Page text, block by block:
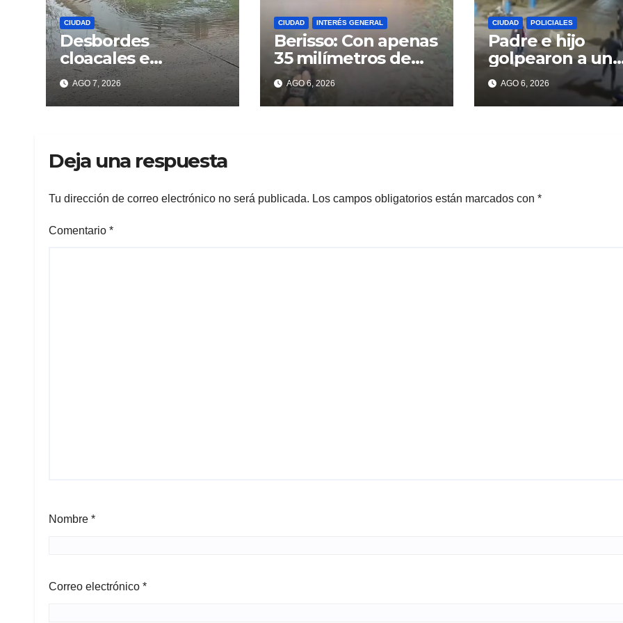
CIUDAD
Desbordes
cloacales e
inmundicia en
Berisso: colapso de
la red en la calle 14
AGO 7, 2026
CIUDAD INTERÉS GENERAL
Berisso: Con apenas
35 milímetros de
lluvia ya se sienten
los problemas
AGO 6, 2026
CIUDAD POLICIALES
Padre e hijo
golpearon a un
delincuente
recuperar un
celular robado
AGO 6, 2026
Deja una respuesta
Tu dirección de correo electrónico no será publicada. Los campos obligatorios están marcados con *
Comentario *
Nombre *
Correo electrónico *